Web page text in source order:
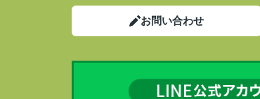
お問い合わせ